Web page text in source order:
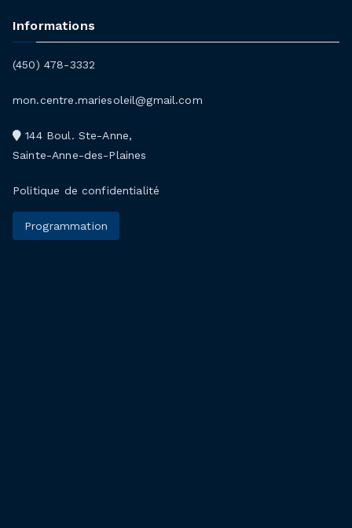
Informations
(450) 478-3332
mon.centre.mariesoleil@gmail.com
144 Boul. Ste-Anne,
Sainte-Anne-des-Plaines
Politique de confidentialité
Programmation